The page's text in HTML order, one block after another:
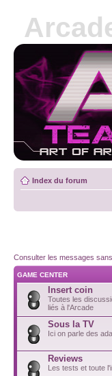
Index du forum
Consulter les messages
GAME CENTER
Insert coin
Toutes les
liés à l'Arcade
Sous la TV
Ici on parle des
Reviews
Les tests et toute